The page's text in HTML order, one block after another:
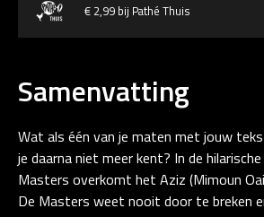
€ 2,99 bij Pathé Thuis
Samenvatting
Wat als één van je maten met jouw
je daarna niet meer kent? In de
Masters overkomt het Aziz (Mimoun
De Masters weet nooit door te breken